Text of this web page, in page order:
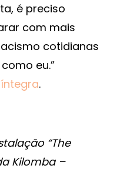
é preciso
com mais
cotidianas
eu.”
.
“The
Kilomba –